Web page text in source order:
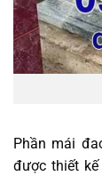
Phần mái
được thiết